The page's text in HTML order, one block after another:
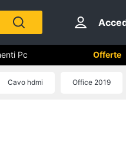
Pc Offerte
Cavo hdmi Office 2019